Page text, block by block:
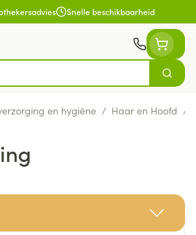
Snelle beschikbaarheid
Zoek
en hygiëne / Haar en Hoofd /